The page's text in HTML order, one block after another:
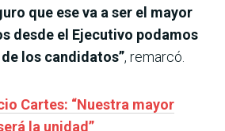
que ese va a ser el mayor
desde el Ejecutivo podamos
los candidatos”, remarcó.
Cartes: “Nuestra mayor
la unidad”